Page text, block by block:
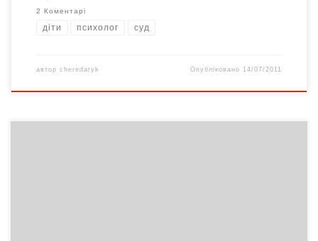
2 Коментарі
діти психолог суд
автор cheredaryk Опубліковано 14/07/2011